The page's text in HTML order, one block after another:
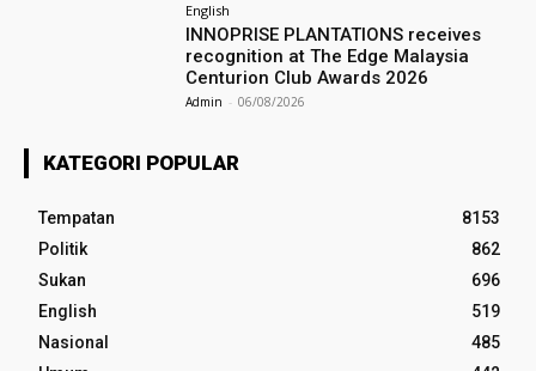
English
INNOPRISE PLANTATIONS receives
recognition at The Edge Malaysia
Centurion Club Awards 2026
Admin - 06/08/2026
KATEGORI POPULAR
Tempatan
8153
Politik
862
Sukan
696
English
519
Nasional
485